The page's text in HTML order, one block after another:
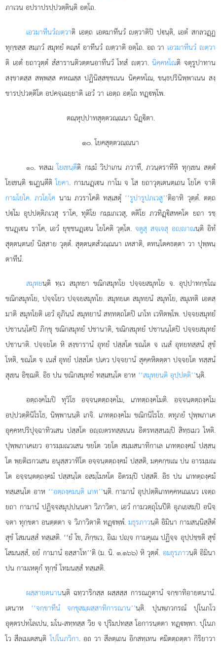
ภาเวน อปราปรปฺปวตฺตินฺติ อตฺโถ.
เอวมาทีนวํตฺวาติ เอตฺถ เอตมาทีนวํ ตฺวาติปิ ปนฺติ, เอตํ สกลวฏฺฏ
ทุกฺขสฺส สมฺภวํ สมุทยํ ตณฺหํ อาทีนวํ ตฺวาติ อตฺโถ. อถ วา เอวมาทีนวํ ตฺวา
ติ เอตํ ยถาวุตฺตํ สํสารานติวตฺตนอาทีนวํ โทสํ ตฺวา.นิคฺคหโณติ จตุรูปาทาน
สงฺขาตสฺส สพฺพสฺส คหณสฺส ปฏินิสฺสชฺชเนน นิคฺคหโณ, ขนฺธปรินิพฺพาเนน สงฺ
ขารปฺปวตฺติโต อปคจฺเฉยฺยาติ เอวํ วา เอตฺถ อตฺโถ ทฏฺพฺโพ.
ตณฺหุปฺปาทสุตฺตวณฺณนา นิฏฺิตา.
๑๐. โยคสุตฺตวณฺณนา
๑๐. ทสเมโยเชนฺตีติ กมฺมํ วิปาเกน ภวาทึ, ภวนฺตราทีหิ ทุกฺเขน สตฺตํ
โยเชนฺติ ฆเฏนฺตีติโยคา. กามนฏฺเน กาโม จ โส ยถาวุตฺเตนตฺเถน โยโค จาติ
กามโยโค. ภวโยโค นาม ภวราโคติ ทสฺเสตุํ ‘‘รูปารูปภเวสู’’ติอาทิ วุตฺตํ. ตตฺถ
ปโมอุปปตฺติภเวสุ ราโค, ทุติโย กมฺมภเวสุ, ตติโย ภวทิฏฺิสหคโต ยถา รชฺ
ชนฏฺเน ราโค, เอวํ ยุชฺชนฏฺเน โยโคติ วุตฺโต.จตูสุ สจฺเจสุ อฺาณนฺติ อิทํ
สุตฺตนฺตนยํ นิสฺสาย วุตฺตํ. สุตฺตนฺตสํวณฺณนา เหสาติ, ตทนฺโตคธตฺตา วา ปุพฺพนฺ
ตาทีนํ.
สมุทยนฺติ ทฺเว สมุทยา ขณิกสมุทโย ปจฺจยสมุทโย จ. อุปฺปาทกฺขโณ
ขณิกสมุทโย, ปจฺจโยว ปจฺจยสมุทโย. สมุทยเต สมุทยนํ สมุทโย, สมุเทติ เอตสฺ
มาติ สมุทโยติ เอวํ อุภินฺนํ สมุทยานํ สทฺทตฺถโตปิ เภโท เวทิตพฺโพ. ปจฺจยสมุทยํ
ปชานนฺโตปิ ภิกฺขุ ขณิกสมุทยํ ปชานาติ, ขณิกสมุทยํ ปชานนฺโตปิ ปจฺจยสมุทยํ
ปชานาติ. ปจฺจยโต หิ สงฺขารานํ อุทยํ ปสฺสโต ขณโต จ เนสํ อุทยทสฺสนํ สุขํ
โหติ, ขณโต จ เนสํ อุทยํ ปสฺสโต ปเคว ปจฺจยานํ สุคฺคหิตตฺตา ปจฺจยโต ทสฺสนํ
สุเขน อิชฺฌติ. อิธ ปน ขณิกสมุทยํ ทสฺเสนฺโต อาห ‘‘สมุทยนฺติ อุปฺปตฺติ’’นฺติ.
อตฺถงฺคโมปิ ทุวิโธ อจฺจนฺตตฺถงฺคโม, เภทตฺถงฺคโมติ. อจฺจนฺตตฺถงฺคโม
อปฺปวตฺตินิโรโธ, นิพฺพานนฺติ เกจิ. เภทตฺถงฺคโม ขณิกนิโรโธ. ตทุภยํ ปุพฺพภาเค
อุคฺคหปริปุจฺฉาทิวเสน ปสฺสโต อฺตรทสฺสเนน อิตรทสฺสนมฺปิ สิทฺธเมว โหติ.
ปุพฺพภาเคเยว อารมฺมณวเสน ขยโต วยโต สมฺมสนาทิกาเล เภทตฺถงฺคมํ ปสฺสนฺ
โต พฺยติเรกวเสน อนุสฺสวาทิโต อจฺจนฺตตฺถงฺคมํ ปสฺสติ, มคฺคกฺขเณ ปน อารมฺมณ
โต อจฺจนฺตตฺถงฺคมํ ปสฺสนฺโต อสมฺโมหโต อิตรมฺปิ ปสฺสติ. อิธ ปน เภทตฺถงฺคมํ
ทสฺเสนฺโต อาห ‘‘อตฺถงฺคมนฺติ เภท’’นฺติ. กามานํ อุปฺปตฺติเภทคฺคหเณเนว เจตฺถ
ยถา กามานํ ปฏิจฺจสมุปฺปนฺนตา วิภาวิตา, เอวํ กามวตฺถุโนปีติ อุภเยสมฺปิ อนิจฺ
จตา ทุกฺขตา อนตฺตตา จ วิภาวิตาติ ทฏฺพฺพํ. มธุรภาวนฺติ อิมินา กามสนฺนิสฺสิตํ
สุขํ โสมนสฺสํ ทสฺเสติ. ‘‘ยํ โข, ภิกฺขเว, อิเม ปฺจ กามคุเณ ปฏิจฺจ อุปฺปชฺชติ สุขํ
โสมนสฺสํ, อยํ กามานํ อสฺสาโท’’ติ (ม. นิ. ๑.๑๖๖) หิ วุตฺตํ. อมธุรภาวนฺติ อิมินา
ปน กามเหตุกํ ทุกฺขํ โทมนสฺสํ ทสฺเสติ.
ผสฺสายตนานนฺติ ฉทฺวาริกสฺส ผสฺสสฺส การณภูตานํ จกฺขาทิอายตนานํ.
เตนาห ‘‘จกฺขาทีนํ จกฺขุสมฺผสฺสาทิการณาน’’นฺติ. ปุนพฺภวกรณํ ปุโนภโว
อุตฺตรปทโลเปน, มโน-สทฺทสฺส วิย จ ปุริมปทสฺส โอการนฺตตา ทฏฺพฺพา. ปุโนภ
โว สีลเมเตสนฺติโปโนภวิกา. อถ วา สีลตฺเถน อิกสทฺเทน คมิตตฺถตฺตา กิริยาวา